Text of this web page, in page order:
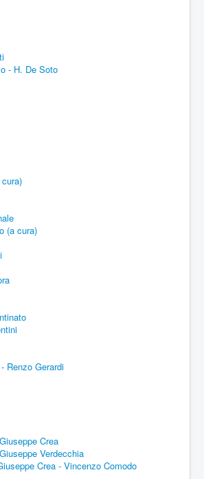
- H. De Soto
(a cura)
Renzo Gerardi
Crea
Verdecchia
Crea - Vincenzo Comodo